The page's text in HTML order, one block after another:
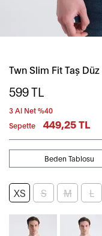
Twn Slim Fit Taş
599TL
3 Al Net %40
Sepette
449,25 TL
Beden Tablosu
XS S M L